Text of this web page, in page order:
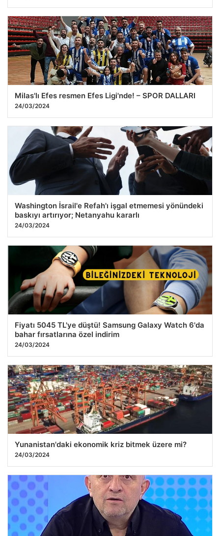
Milas'lı Efes resmen Efes Ligi'nde! – SPOR DALLARI
24/03/2024
Washington İsrail'e Refah'ı işgal etmemesi yönündeki
baskıyı artırıyor; Netanyahu kararlı
24/03/2024
Fiyatı 5045 TL'ye düştü! Samsung Galaxy Watch 6'da
bahar fırsatlarına özel indirim
24/03/2024
Yunanistan'daki ekonomik kriz bitmek üzere mi?
24/03/2024